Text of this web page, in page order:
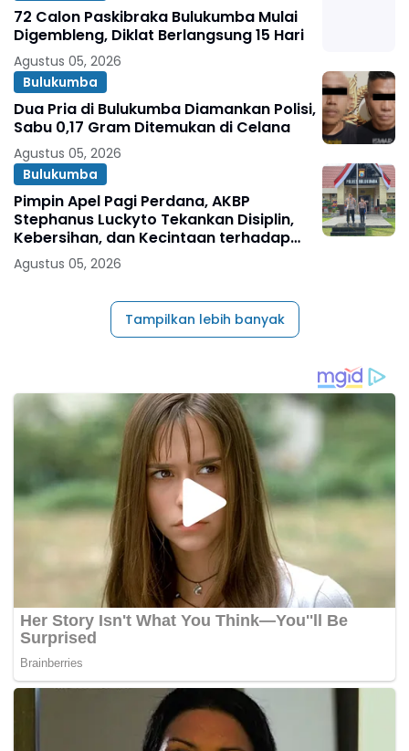
72 Calon Paskibraka Bulukumba Mulai
Digembleng, Diklat Berlangsung 15 Hari
Agustus 05, 2026
Bulukumba
Dua Pria di Bulukumba Diamankan Polisi,
Sabu 0,17 Gram Ditemukan di Celana
Agustus 05, 2026
Bulukumba
Pimpin Apel Pagi Perdana, AKBP
Stephanus Luckyto Tekankan Disiplin,
Kebersihan, dan Kecintaan terhadap
Organisasi
Agustus 05, 2026
Tampilkan lebih banyak